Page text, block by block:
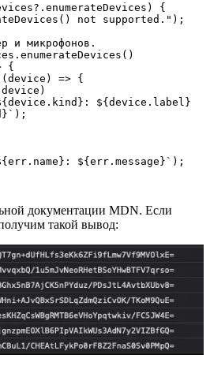
{
not supported.");
и микрофонов.
{
=> {
${err.message}`);
документации MDN. Если
такой вывод: